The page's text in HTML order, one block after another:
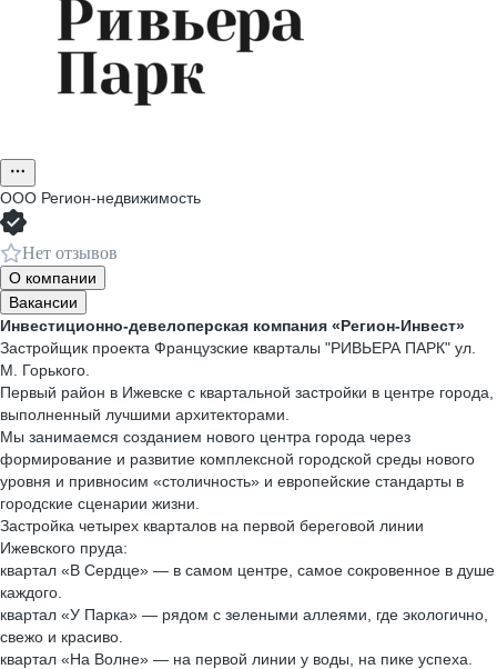
ООО Регион-недвижимость
Нет отзывов
О компании
Вакансии
Инвестиционно-девелоперская компания «Регион-Инвест»
Застройщик проекта Французские кварталы "РИВЬЕРА ПАРК" ул.
М. Горького.
Первый район в Ижевске с квартальной застройки в центре города,
выполненный лучшими архитекторами.
Мы занимаемся созданием нового центра города через
формирование и развитие комплексной городской среды нового
уровня и привносим «столичность» и европейские стандарты в
городские сценарии жизни.
Застройка четырех кварталов на первой береговой линии
Ижевского пруда:
квартал «В Сердце» — в самом центре, самое сокровенное в душе
каждого.
квартал «У Парка» — рядом с зелеными аллеями, где экологично,
свежо и красиво.
квартал «На Волне» — на первой линии у воды, на пике успеха.